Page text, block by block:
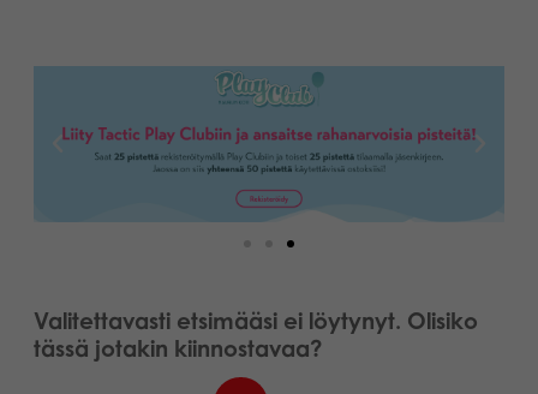
Valitettavasti etsimääsi ei löytynyt. Olisiko
tässä jotakin kiinnostavaa?